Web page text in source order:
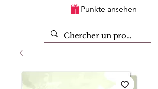
Punkte ansehen